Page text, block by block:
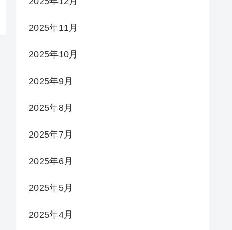
2025年11月
2025年10月
2025年9月
2025年8月
2025年7月
2025年6月
2025年5月
2025年4月